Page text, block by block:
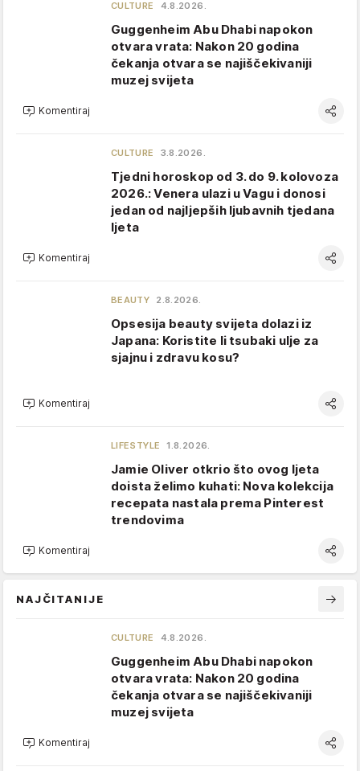
CULTURE 4.8.2026.
Guggenheim Abu Dhabi napokon
otvara vrata: Nakon 20 godina
čekanja otvara se najiščekivaniji
muzej svijeta
Komentiraj
CULTURE 3.8.2026.
Tjedni horoskop od 3. do 9. kolovoza
2026.: Venera ulazi u Vagu i donosi
jedan od najljepših ljubavnih tjedana
ljeta
Komentiraj
BEAUTY 2.8.2026.
Opsesija beauty svijeta dolazi iz
Japana: Koristite li tsubaki ulje za
sjajnu i zdravu kosu?
Komentiraj
LIFESTYLE 1.8.2026.
Jamie Oliver otkrio što ovog ljeta
doista želimo kuhati: Nova kolekcija
recepata nastala prema Pinterest
trendovima
Komentiraj
NAJČITANIJE
CULTURE 4.8.2026.
Guggenheim Abu Dhabi napokon
otvara vrata: Nakon 20 godina
čekanja otvara se najiščekivaniji
muzej svijeta
Komentiraj